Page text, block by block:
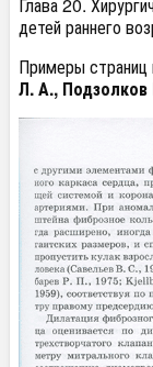
Глава 20.
детей раннего
Примеры страниц
Л. А.,